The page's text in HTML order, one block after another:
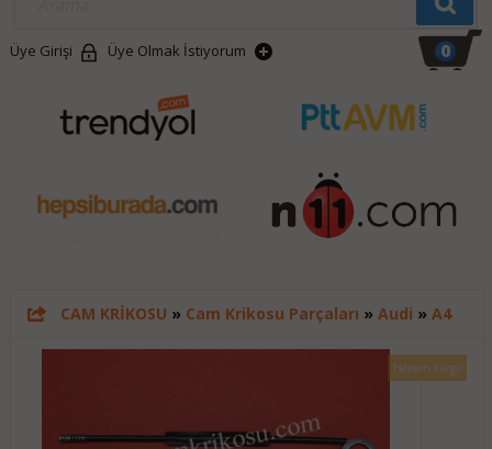
Üye Girişi Üye Olmak İstiyorum 0
CAM KRİKOSU » Cam Krikosu Parçaları » Audi » A4
Hemen Kargo